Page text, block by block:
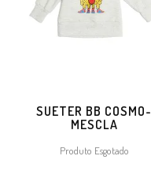
SUETER BB COSMO-
MESCLA
Produto Esgotado